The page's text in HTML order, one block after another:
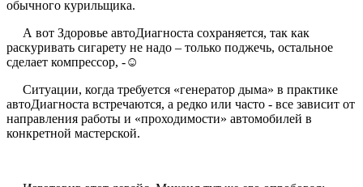
обычного курильщика.
А вот Здоровье автоДиагноста сохраняется, так как
раскуривать сигарету не надо – только поджечь, остальное
сделает компрессор, -☺
Ситуации, когда требуется «генератор дыма» в практике
автоДиагноста встречаются, а редко или часто - все зависит от
направления работы и «проходимости» автомобилей в
конкретной мастерской.